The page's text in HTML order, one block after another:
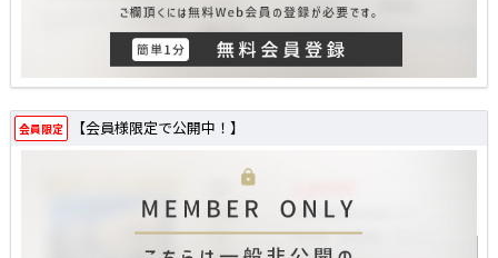
会員限定 【会員様限定で公開中！】